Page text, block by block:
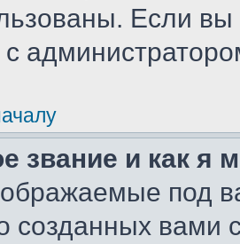
Если
с
звание и как я
под
созданных